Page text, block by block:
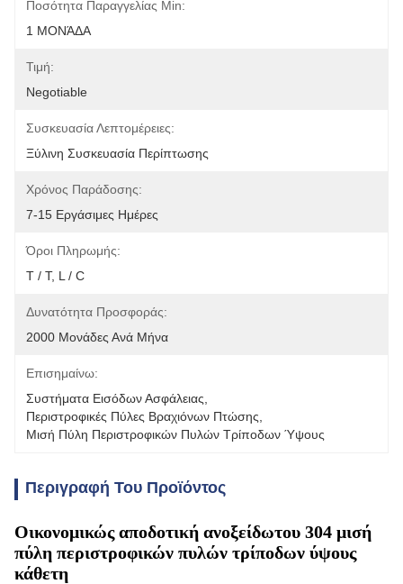
Ποσότητα Παραγγελίας Min:
1 ΜΟΝΆΔΑ
Τιμή:
Negotiable
Συσκευασία Λεπτομέρειες:
Ξύλινη Συσκευασία Περίπτωσης
Χρόνος Παράδοσης:
7-15 Εργάσιμες Ημέρες
Όροι Πληρωμής:
T / T, L / C
Δυνατότητα Προσφοράς:
2000 Μονάδες Ανά Μήνα
Επισημαίνω:
Συστήματα Εισόδων Ασφάλειας
Περιστροφικές Πύλες Βραχιόνων Πτώσης
Μισή Πύλη Περιστροφικών Πυλών Τρίποδων Ύψους
Περιγραφή Του Προϊόντος
Οικονομικώς αποδοτική ανοξείδωτου 304 μισή
πύλη περιστροφικών πυλών τρίποδων ύψους
κάθετη